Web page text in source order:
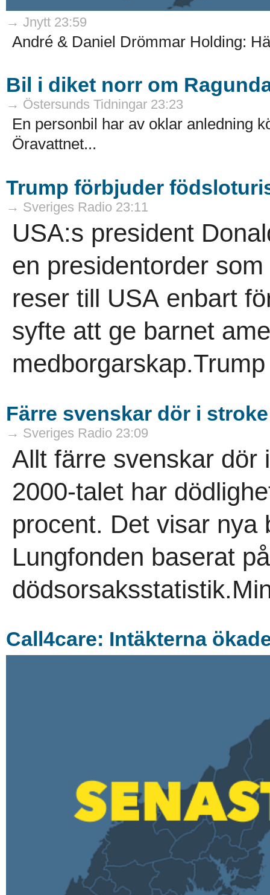
→ Jnytt 23:59
André & Daniel Drömmar Holding:
Bil i diket norr om
→ Östersunds Tidningar 23:23
En personbil har av oklar anledning
Öravattnet...
Trump förbjuder
→ Sveriges Radio 23:11
USA:s president
en presidentorder
reser till USA enbart
syfte att ge barnet
Färre svenskar dör i stroke
→ Sveriges Radio 23:09
Allt färre svenskar dör
2000-talet har
procent. Det visar nya
Lungfonden baserat
Call4care: Intäkterna